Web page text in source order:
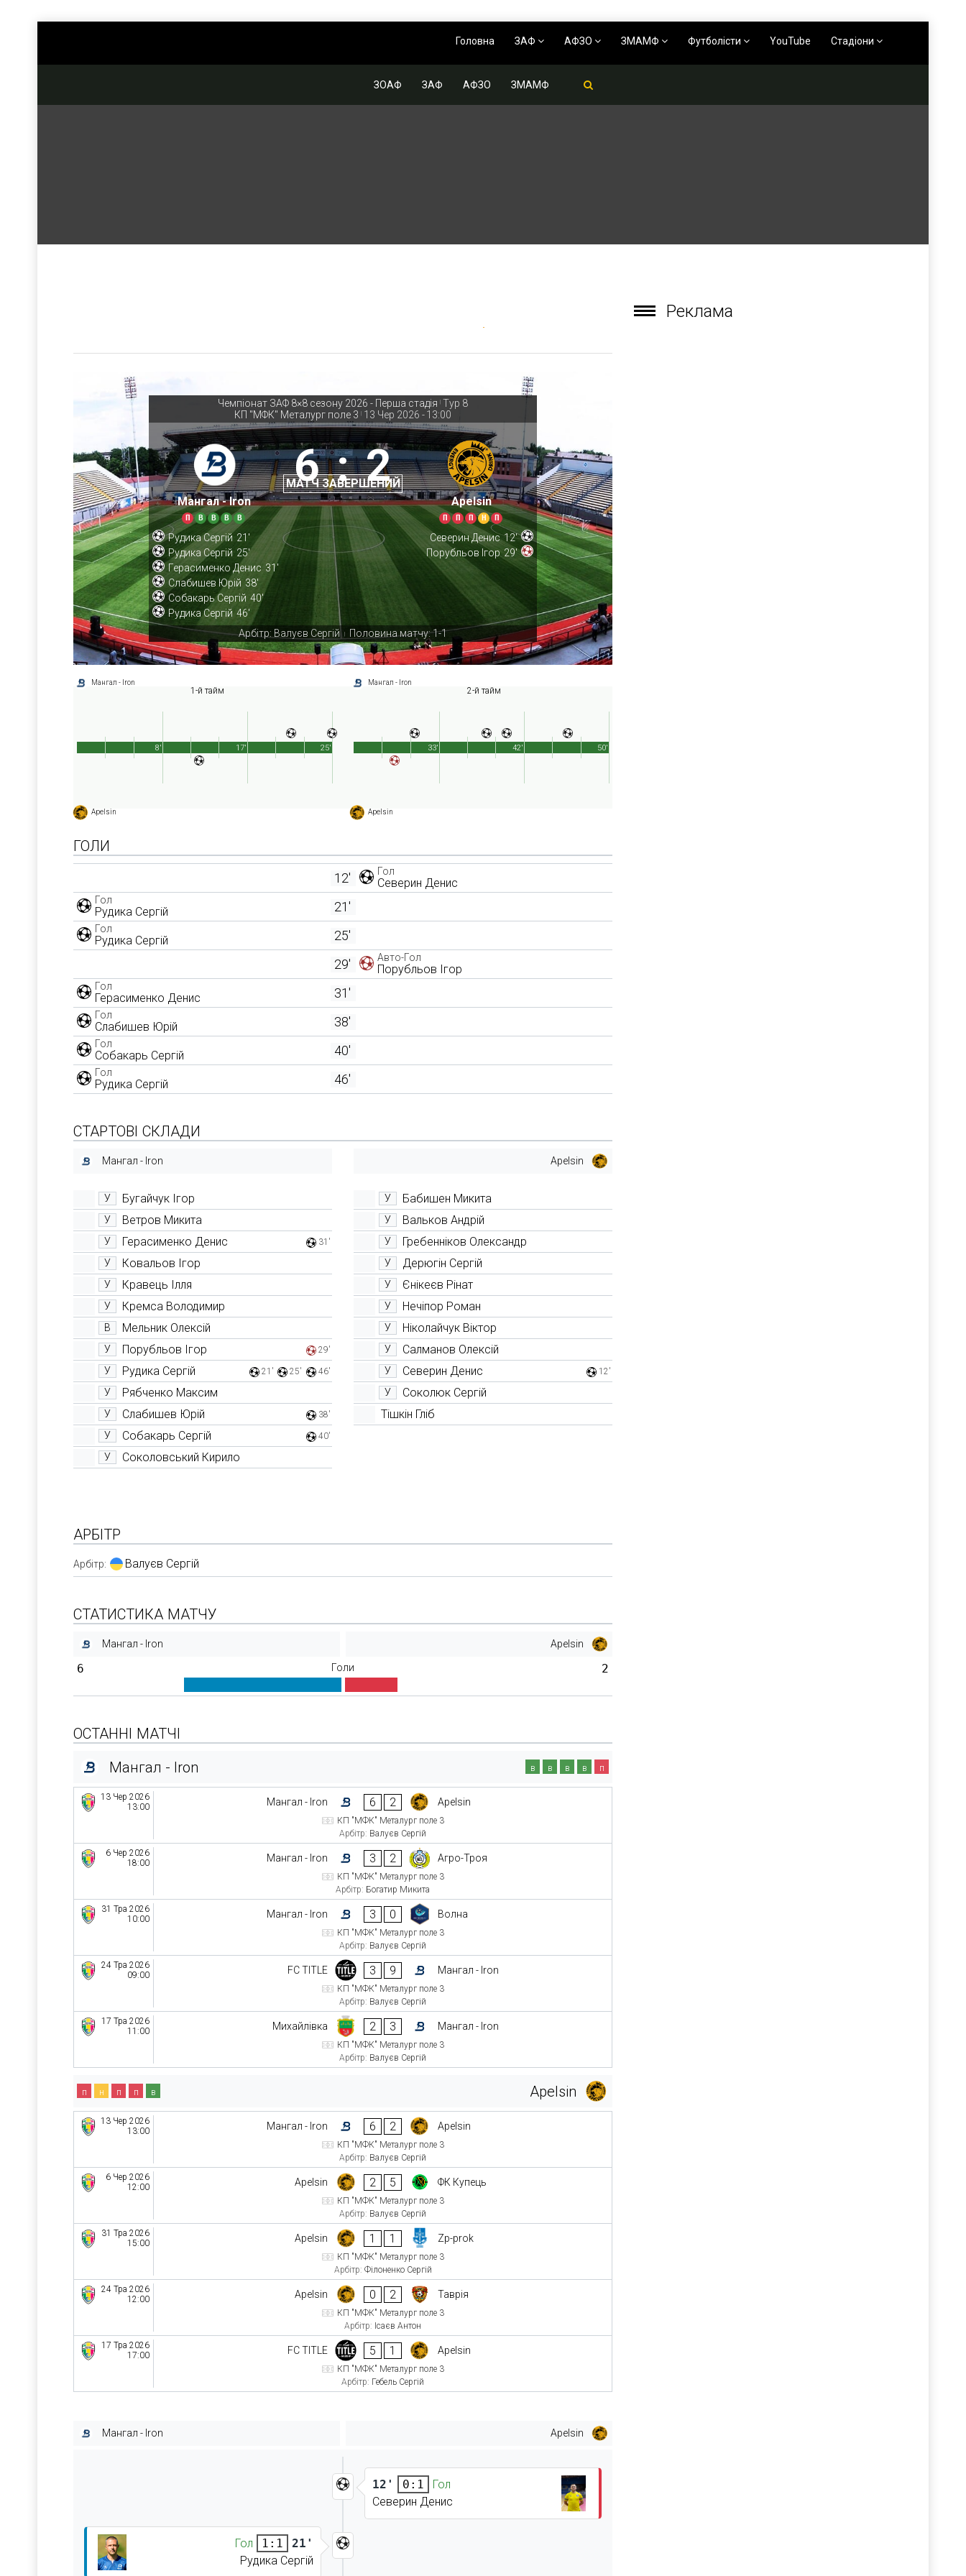
Головна ЗАФ АФЗО ЗМАМФ Футболісти YouTube Стадіони
ЗОАФ ЗАФ АФЗО ЗМАМФ
Чемпіонат ЗАФ 8×8 сезону 2026 - Перша стадія | Тур 8
КП "МФК" Металург поле 3 | 13 Чер 2026 - 13:00
Мангал - Iron
П В В В В
6 : 2
МАТЧ ЗАВЕРШЕНИЙ
Apelsin
П П П Н П
Рудика Сергій 21'
Рудика Сергій 25'
Герасименко Денис 31'
Слабишев Юрій 38'
Собакарь Сергій 40'
Рудика Сергій 46'
Северин Денис 12'
Порубльов Ігор 29'
Арбітр: Валуєв Сергій | Половина матчу: 1-1
Мангал - Iron
1-й тайм
Apelsin
25'
8' 17'
Мангал - Iron
2-й тайм
Apelsin
50'
33' 42'
ГОЛИ
12' Гол
Северин Денис
Гол
Рудика Сергій 21'
Гол
Рудика Сергій
25'
29'
Авто-Гол
Порубльов Ігор
Гол
Герасименко Денис 31'
Гол
Слабишев Юрій 38'
Гол
Собакарь Сергій 40'
Гол
Рудика Сергій 46'
СТАРТОВІ СКЛАДИ
Мангал - Iron
У Бугайчук Ігор
У Ветров Микита
У Герасименко Денис 31'
У Ковальов Ігор
У Кравець Ілля
У Кремса Володимир
В Мельник Олексій
У Порубльов Ігор 29'
У Рудика Сергій 21' 25' 46'
У Рябченко Максим
У Слабишев Юрій 38'
У Собакарь Сергій 40'
У Соколовський Кирило
Apelsin
У Бабишен Микита
У Вальков Андрій
У Гребенніков Олександр
У Дерюгін Сергій
У Єнікеєв Рінат
У Нечіпор Роман
У Ніколайчук Віктор
У Салманов Олексій
У Северин Денис 12'
У
Соколюк Сергій
Тішкін Гліб
АРБІТР
Арбітр: Валуєв Сергій
СТАТИСТИКА МАТЧУ
Мангал - Iron Apelsin
6 Голи 2
ОСТАННІ МАТЧІ
Мангал - Iron
в в в в п
13 Чер 2026
13:00
Мангал - Iron 6 2 Apelsin
КП "МФК" Металург поле 3
Арбітр: Валуєв Сергій
6 Чер 2026
18:00
Мангал - Iron 3 2 Агро-Троя
КП "МФК" Металург поле 3
Арбітр: Богатир Микита
31 Тра 2026
10:00
Мангал - Iron 3 0 Волна
КП "МФК" Металург поле 3
Арбітр: Валуєв Сергій
24 Тра 2026
09:00
FC TITLE 3 9 Мангал - Iron
КП "МФК" Металург поле 3
Арбітр: Валуєв Сергій
17 Тра 2026
11:00
Михайлівка 2 3 Мангал - Iron
КП "МФК" Металург поле 3
Арбітр: Валуєв Сергій
Apelsin
п н п п в
13 Чер 2026
13:00
Мангал - Iron 6 2 Apelsin
КП "МФК" Металург поле 3
Арбітр: Валуєв Сергій
6 Чер 2026
12:00
Apelsin 2 5 ФК Купець
КП "МФК" Металург поле 3
Арбітр: Валуєв Сергій
31 Тра 2026
15:00
Apelsin 1 1 Zp-prok
КП "МФК" Металург поле 3
Арбітр: Філоненко Сергій
24 Тра 2026
12:00
Apelsin 0 2 Таврія
КП "МФК" Металург поле 3
Арбітр: Ісаєв Антон
17 Тра 2026
17:00
FC TITLE 5 1 Apelsin
КП "МФК" Металург поле 3
Арбітр: Гебель Сергій
Мангал - Iron Apelsin
12' 0:1
Гол
Северин Денис
Гол 1:1
21'
Рудика Сергій
Реклама